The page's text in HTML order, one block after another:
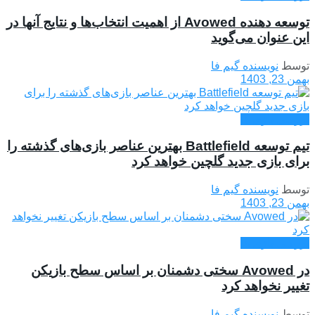
توسعه دهنده Avowed از اهمیت انتخاب‌ها و نتایج آنها در
این عنوان می‌گوید
توسط نویسنده گیم فا
بهمن 23, 1403
تیم توسعه Battlefield بهترین عناصر بازی‌های گذشته را
برای بازی جدید گلچین خواهد کرد
توسط نویسنده گیم فا
بهمن 23, 1403
در Avowed سختی دشمنان بر اساس سطح بازیکن
تغییر نخواهد کرد